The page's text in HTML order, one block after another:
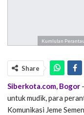
Kumlulan
Share
Siberkota.com, Bogor
untuk mudik, para
Komunikasi Jeme